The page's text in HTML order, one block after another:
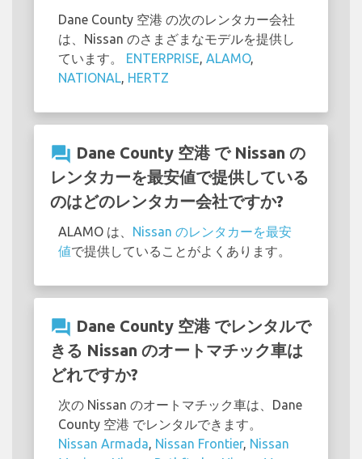
Dane County 空港 の次のレンタカー会社
は、Nissan のさまざまなモデルを提供し
ています。 ENTERPRISE, ALAMO,
NATIONAL, HERTZ
question_answer Dane County 空港 で Nissan の
レンタカーを最安値で提供している
のはどのレンタカー会社ですか?
ALAMO は、 Nissan のレンタカーを最安
値で提供していることがよくあります。
question_answer Dane County 空港 でレンタルで
きる Nissan のオートマチック車は
どれですか?
次の Nissan のオートマチック車は、Dane
County 空港 でレンタルできます。
Nissan Armada, Nissan Frontier, Nissan